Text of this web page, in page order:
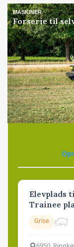
MASKINER
Forserie til
Elevplads
Trainee
Grise